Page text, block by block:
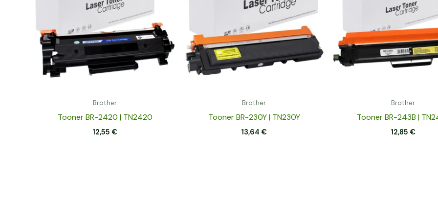
Brother
Tooner BR-2420 | TN2420
12,55€
Brother
Tooner BR-230Y | TN230Y
13,64€
Brother
Tooner BR-243B |
12,85€